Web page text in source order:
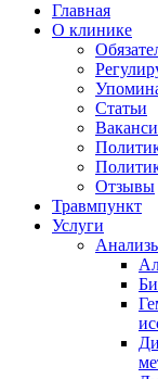
Главная
О клинике
Статьи
Отзывы
Травмпункт
Услуги